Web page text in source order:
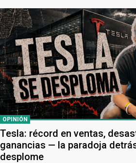
OPINIÓN
Tesla: récord en ventas,
ganancias — la paradoja
desplome